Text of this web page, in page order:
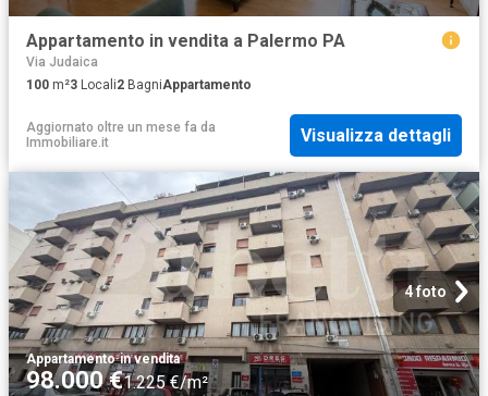
Appartamento in vendita a Palermo PA
Via Judaica
100 m²3 Locali2 BagniAppartamento
Aggiornato oltre un mese fa da
Immobiliare.it
Visualizza dettagli
4 foto
Appartamento·in vendita
98.000 €1.225 €/m²